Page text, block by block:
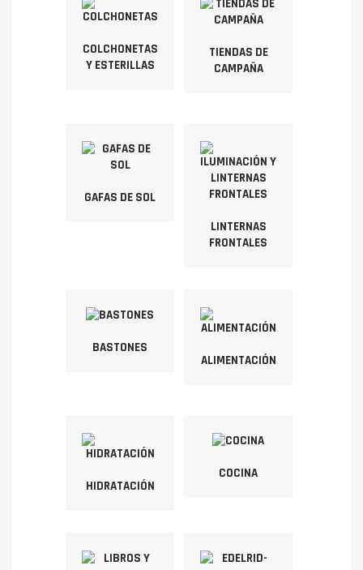
COLCHONETAS
Y ESTERILLAS
TIENDAS DE
CAMPAÑA
GAFAS DE SOL
LINTERNAS
FRONTALES
BASTONES
ALIMENTACIÓN
HIDRATACIÓN
COCINA